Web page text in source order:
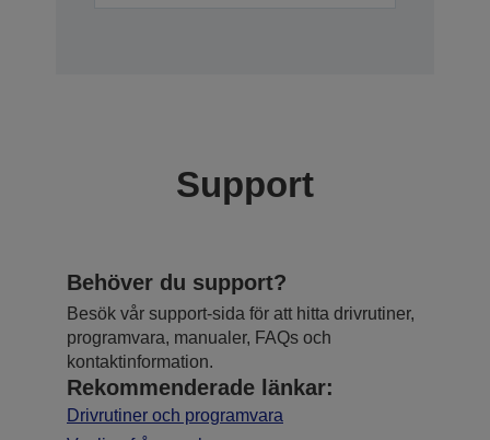
Support
Behöver du support?
Besök vår support-sida för att hitta drivrutiner,
programvara, manualer, FAQs och
kontaktinformation.
Rekommenderade länkar:
Drivrutiner och programvara